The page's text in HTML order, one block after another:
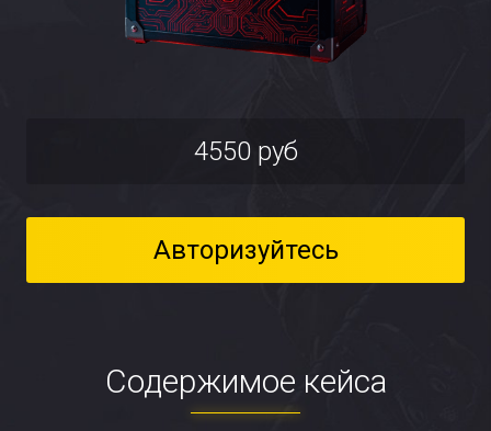
4550 руб
Авторизуйтесь
Содержимое кейса